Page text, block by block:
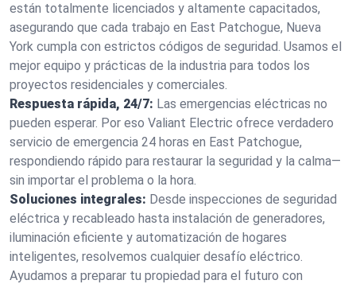
están totalmente licenciados y altamente capacitados,
asegurando que cada trabajo en East Patchogue, Nueva
York cumpla con estrictos códigos de seguridad. Usamos el
mejor equipo y prácticas de la industria para todos los
proyectos residenciales y comerciales.
Respuesta rápida, 24/7: Las emergencias eléctricas no
pueden esperar. Por eso Valiant Electric ofrece verdadero
servicio de emergencia 24 horas en East Patchogue,
respondiendo rápido para restaurar la seguridad y la calma—
sin importar el problema o la hora.
Soluciones integrales: Desde inspecciones de seguridad
eléctrica y recableado hasta instalación de generadores,
iluminación eficiente y automatización de hogares
inteligentes, resolvemos cualquier desafío eléctrico.
Ayudamos a preparar tu propiedad para el futuro con